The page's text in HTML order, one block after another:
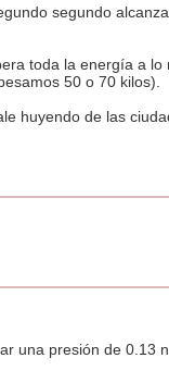
segundo
toda la energía a lo
50 o 70 kilos).
huyendo de las
una presión de 0.13